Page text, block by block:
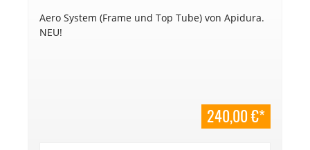
Aero System (Frame und Top Tube) von Apidura.
NEU!
240,00 €*